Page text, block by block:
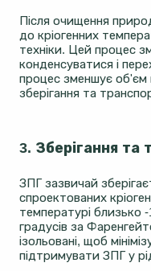
Після очищення
до кріогенних
техніки. Цей процес
конденсуватися і
процес зменшує об'єм
зберігання та
3. Зберігання та
ЗПГ зазвичай
спроектованих
температурі близько
градусів за
ізольовані, щоб
підтримувати ЗПГ у